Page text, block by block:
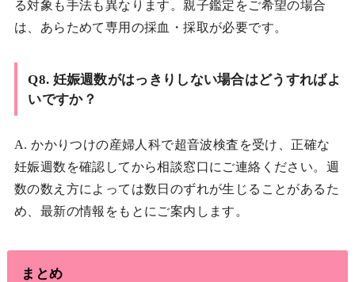
る対象も手法も異なります。親子鑑定をご希望の場合
は、あらためて専用の採血・採取が必要です。
Q8. 妊娠週数がはっきりしない場合はどうすればよ
いですか？
A. かかりつけの産婦人科で超音波検査を受け、正確な
妊娠週数を確認してから相談窓口にご連絡ください。週
数の数え方によっては数日のずれが生じることがあるた
め、最新の情報をもとにご案内します。
まとめ